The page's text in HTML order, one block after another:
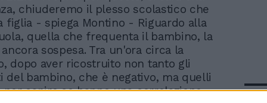
chiuderemo il plesso scolastico che
figlia - spiega Montino - Riguardo alla
quella che frequenta il bambino, la
sospesa. Tra un'ora circa la
dopo aver ricostruito non tanto gli
del bambino, che è negativo, ma quelli
capire se hanno una correlazione».
In